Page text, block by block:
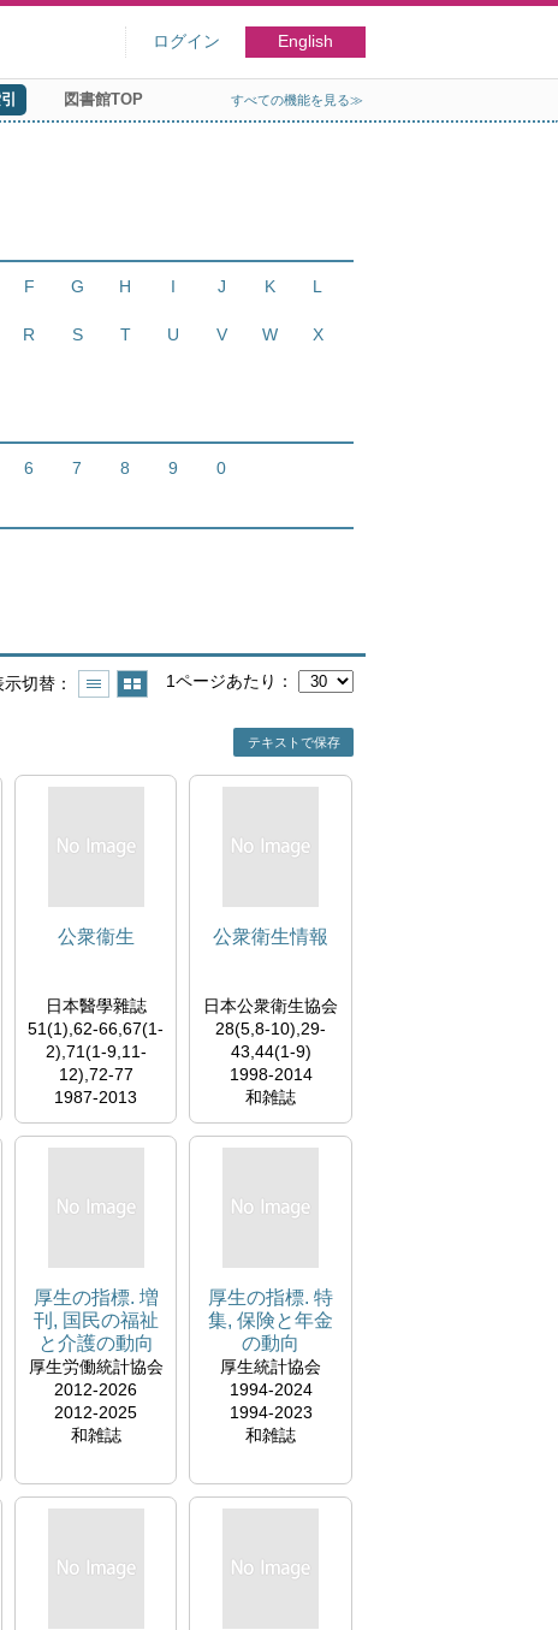
ログイン English
図書館TOP すべての機能を見る≫
F G H I J K L
R S T U V W X
6 7 8 9 0
示切替 1ページあたり
テキストで保存
公衆衞生
日本醫學雜誌
51(1),62-66,67(1-
2),71(1-9,11-
12),72-77
1987-2013
和雑誌
https://webview.is
公衆衛生情報
日本公衆衛生協会
28(5,8-10),29-
43,44(1-9)
1998-2014
和雑誌
厚生の指標. 増
刊, 国民の福祉
と介護の動向
厚生労働統計協会
2012-2026
2012-2025
和雑誌
厚生の指標. 特
集, 保険と年金
の動向
厚生統計協会
1994-2024
1994-2023
和雑誌